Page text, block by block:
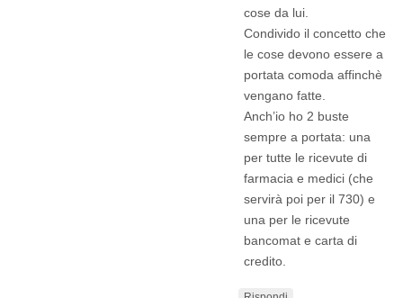
cose da lui.
Condivido il concetto che
le cose devono essere a
portata comoda affinchè
vengano fatte.
Anch’io ho 2 buste
sempre a portata: una
per tutte le ricevute di
farmacia e medici (che
servirà poi per il 730) e
una per le ricevute
bancomat e carta di
credito.